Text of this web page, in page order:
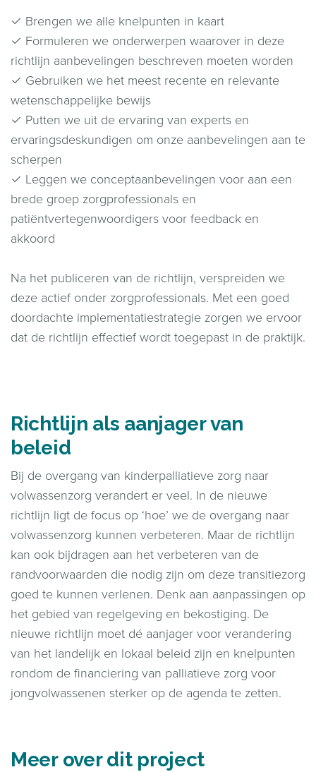
✓ Brengen we alle knelpunten in kaart
✓ Formuleren we onderwerpen waarover in deze
richtlijn aanbevelingen beschreven moeten worden
✓ Gebruiken we het meest recente en relevante
wetenschappelijke bewijs
✓ Putten we uit de ervaring van experts en
ervaringsdeskundigen om onze aanbevelingen aan te
scherpen
✓ Leggen we conceptaanbevelingen voor aan een
brede groep zorgprofessionals en
patiëntvertegenwoordigers voor feedback en
akkoord
Na het publiceren van de richtlijn, verspreiden we
deze actief onder zorgprofessionals. Met een goed
doordachte implementatiestrategie zorgen we ervoor
dat de richtlijn effectief wordt toegepast in de praktijk.
Richtlijn als aanjager van
beleid
Bij de overgang van kinderpalliatieve zorg naar
volwassenzorg verandert er veel. In de nieuwe
richtlijn ligt de focus op ‘hoe’ we de overgang naar
volwassenzorg kunnen verbeteren. Maar de richtlijn
kan ook bijdragen aan het verbeteren van de
randvoorwaarden die nodig zijn om deze transitiezorg
goed te kunnen verlenen. Denk aan aanpassingen op
het gebied van regelgeving en bekostiging. De
nieuwe richtlijn moet dé aanjager voor verandering
van het landelijk en lokaal beleid zijn en knelpunten
rondom de financiering van palliatieve zorg voor
jongvolwassenen sterker op de agenda te zetten.
Meer over dit project